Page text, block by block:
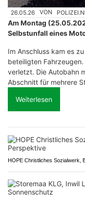
26.05.26 VON
Am Montag
Selbstunfall eines
Im Anschluss kam es
beteiligten
verletzt. Die Autobahn
Abschnitt für mehrere
Weiterlesen
HOPE Christliches Sozialwerk,